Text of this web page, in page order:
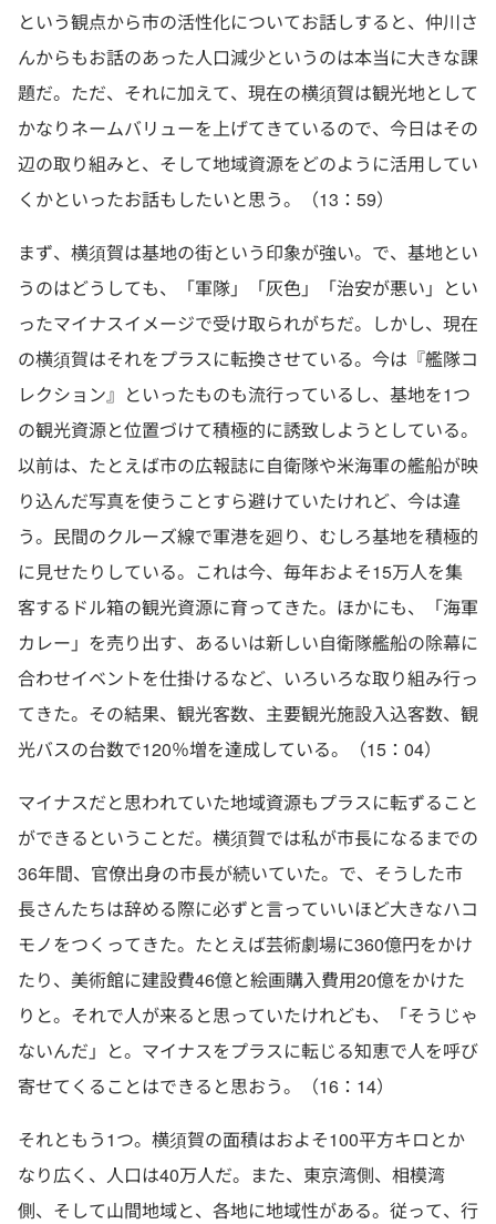
という観点から市の活性化についてお話しすると、仲川さ
んからもお話のあった人口減少というのは本当に大きな課
題だ。ただ、それに加えて、現在の横須賀は観光地として
かなりネームバリューを上げてきているので、今日はその
辺の取り組みと、そして地域資源をどのように活用してい
くかといったお話もしたいと思う。（13：59）
まず、横須賀は基地の街という印象が強い。で、基地とい
うのはどうしても、「軍隊」「灰色」「治安が悪い」とい
ったマイナスイメージで受け取られがちだ。しかし、現在
の横須賀はそれをプラスに転換させている。今は『艦隊コ
レクション』といったものも流行っているし、基地を1つ
の観光資源と位置づけて積極的に誘致しようとしている。
以前は、たとえば市の広報誌に自衛隊や米海軍の艦船が映
り込んだ写真を使うことすら避けていたけれど、今は違
う。民間のクルーズ線で軍港を廻り、むしろ基地を積極的
に見せたりしている。これは今、毎年およそ15万人を集
客するドル箱の観光資源に育ってきた。ほかにも、「海軍
カレー」を売り出す、あるいは新しい自衛隊艦船の除幕に
合わせイベントを仕掛けるなど、いろいろな取り組み行っ
てきた。その結果、観光客数、主要観光施設入込客数、観
光バスの台数で120％増を達成している。（15：04）
マイナスだと思われていた地域資源もプラスに転ずること
ができるということだ。横須賀では私が市長になるまでの
36年間、官僚出身の市長が続いていた。で、そうした市
長さんたちは辞める際に必ずと言っていいほど大きなハコ
モノをつくってきた。たとえば芸術劇場に360億円をかけ
たり、美術館に建設費46億と絵画購入費用20億をかけた
りと。それで人が来ると思っていたけれども、「そうじゃ
ないんだ」と。マイナスをプラスに転じる知恵で人を呼び
寄せてくることはできると思おう。（16：14）
それともう1つ。横須賀の面積はおよそ100平方キロとか
なり広く、人口は40万人だ。また、東京湾側、相模湾
側、そして山間地域と、各地に地域性がある。従って、行